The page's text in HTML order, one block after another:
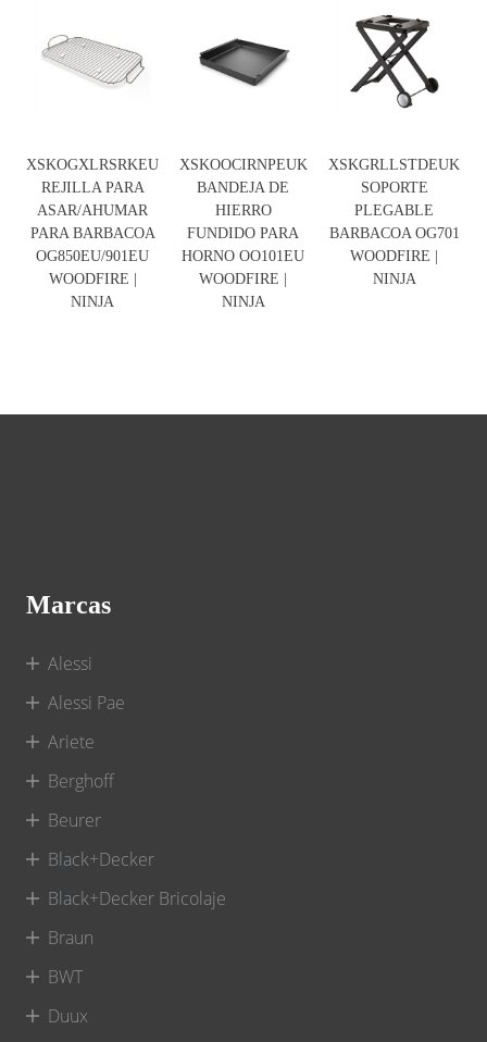
XSKOGXLRSRKEU
REJILLA PARA
ASAR/AHUMAR
PARA BARBACOA
OG850EU/901EU
WOODFIRE |
NINJA
XSKOOCIRNPEUK
BANDEJA DE
HIERRO
FUNDIDO PARA
HORNO OO101EU
WOODFIRE |
NINJA
XSKGRLLSTDEUK
SOPORTE
PLEGABLE
BARBACOA OG701
WOODFIRE |
NINJA
Marcas
Alessi
Alessi Pae
Ariete
Berghoff
Beurer
Black+Decker
Black+Decker Bricolaje
Braun
BWT
Duux